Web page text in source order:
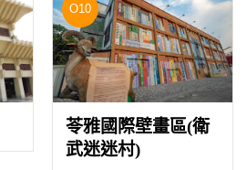
O10
苓雅國際壁畫區(衛
武迷迷村)